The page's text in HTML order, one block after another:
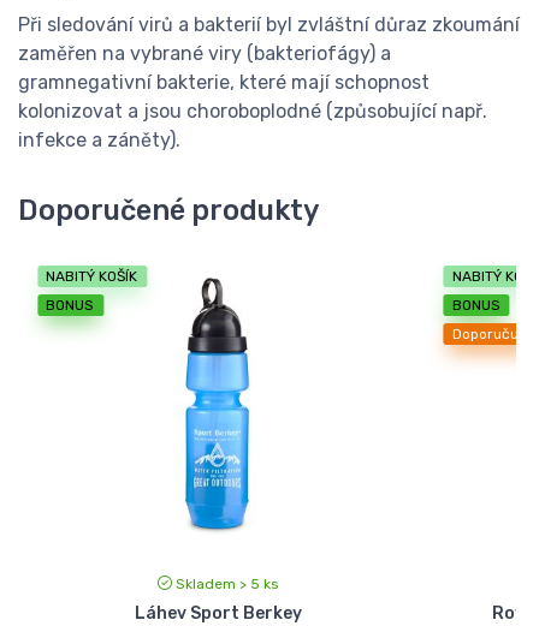
Při sledování virů a bakterií byl zvláštní důraz zkoumání
zaměřen na vybrané viry (bakteriofágy) a
gramnegativní bakterie, které mají schopnost
kolonizovat a jsou choroboplodné (způsobující např.
infekce a záněty).
Doporučené produkty
NABITÝ KOŠÍK
BONUS
Skladem > 5 ks
Láhev Sport Berkey
NABITÝ
BONUS